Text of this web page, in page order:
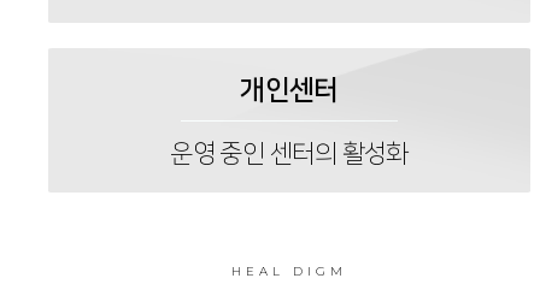
개인센터
운영 중인 센터의 활성화
HEAL DIGM